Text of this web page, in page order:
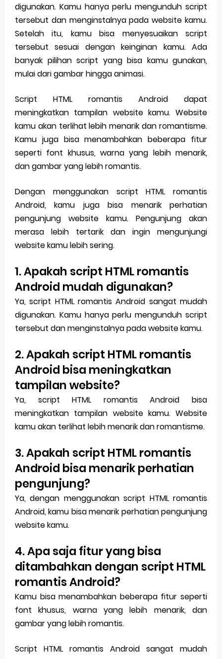
digunakan. Kamu hanya perlu mengunduh script
tersebut dan menginstalnya pada website kamu.
Setelah itu, kamu bisa menyesuaikan script
tersebut sesuai dengan keinginan kamu. Ada
banyak pilihan script yang bisa kamu gunakan,
mulai dari gambar hingga animasi.
Script HTML romantis Android dapat
meningkatkan tampilan website kamu. Website
kamu akan terlihat lebih menarik dan romantisme.
Kamu juga bisa menambahkan beberapa fitur
seperti font khusus, warna yang lebih menarik,
dan gambar yang lebih romantis.
Dengan menggunakan script HTML romantis
Android, kamu juga bisa menarik perhatian
pengunjung website kamu. Pengunjung akan
merasa lebih tertarik dan ingin mengunjungi
website kamu lebih sering.
1. Apakah script HTML romantis
Android mudah digunakan?
Ya, script HTML romantis Android sangat mudah
digunakan. Kamu hanya perlu mengunduh script
tersebut dan menginstalnya pada website kamu.
2. Apakah script HTML romantis
Android bisa meningkatkan
tampilan website?
Ya, script HTML romantis Android bisa
meningkatkan tampilan website kamu. Website
kamu akan terlihat lebih menarik dan romantisme.
3. Apakah script HTML romantis
Android bisa menarik perhatian
pengunjung?
Ya, dengan menggunakan script HTML romantis
Android, kamu bisa menarik perhatian pengunjung
website kamu.
4. Apa saja fitur yang bisa
ditambahkan dengan script HTML
romantis Android?
Kamu bisa menambahkan beberapa fitur seperti
font khusus, warna yang lebih menarik, dan
gambar yang lebih romantis.
Script HTML romantis Android sangat mudah